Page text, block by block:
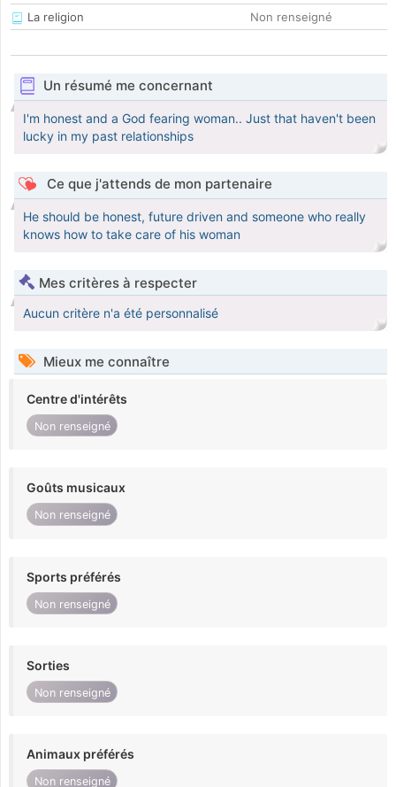
La religion
Non renseigné
Un résumé me concernant
I'm honest and a God fearing woman.. Just that haven't been
lucky in my past relationships
Ce que j'attends de mon partenaire
He should be honest, future driven and someone who really
knows how to take care of his woman
Mes critères à respecter
Aucun critère n'a été personnalisé
Mieux me connaître
Centre d'intérêts
Non renseigné
Goûts musicaux
Non renseigné
Sports préférés
Non renseigné
Sorties
Non renseigné
Animaux préférés
Non renseigné